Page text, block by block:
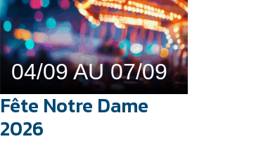
04/09 AU 07/09
Fête Notre Dame
2026